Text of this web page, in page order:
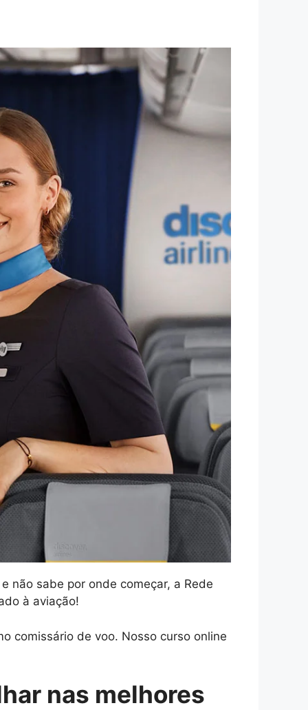
não sabe por onde começar, a Rede
à aviação!
comissário de voo. Nosso curso online
nas melhores